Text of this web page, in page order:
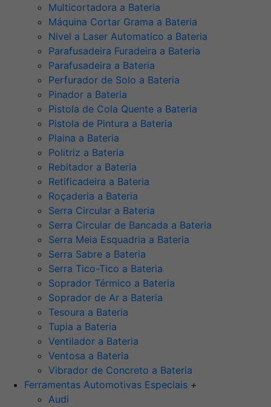
Multicortadora a Bateria
Máquina Cortar Grama a Bateria
Nivel a Laser Automatico a Bateria
Parafusadeira Furadeira a Bateria
Parafusadeira a Bateria
Perfurador de Solo a Bateria
Pinador a Bateria
Pistola de Cola Quente a Bateria
Pistola de Pintura a Bateria
Plaina a Bateria
Politriz a Bateria
Rebitador a Bateria
Retificadeira a Bateria
Roçaderia a Bateria
Serra Circular a Bateria
Serra Circular de Bancada a Bateria
Serra Meia Esquadria a Bateria
Serra Sabre a Bateria
Serra Tico-Tico a Bateria
Soprador Térmico a Bateria
Soprador de Ar a Bateria
Tesoura a Bateria
Tupia a Bateria
Ventilador a Bateria
Ventosa a Bateria
Vibrador de Concreto a Bateria
Ferramentas Automotivas Especiais +
Audi